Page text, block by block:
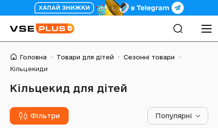
Головна Товари для дітей
Сезонні товари
Кільцекиди
Кільцекид для дітей
Фільтри Популярні